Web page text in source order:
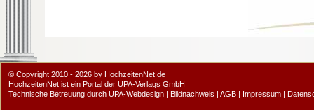
© Copyright 2010 - 2026 by HochzeitenNet.de
HochzeitenNet ist ein Portal der UPA-Verlags GmbH
Technische Betreuung durch UPA-Webdesign | Bildnachweis | AGB | Impressum |